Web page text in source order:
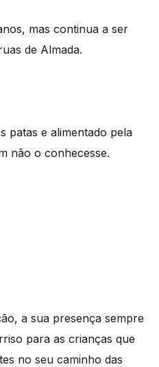
mas continua a ser
de Almada.
patas e alimentado pela
não o conhecesse.
a sua presença sempre
para as crianças que
no seu caminho das